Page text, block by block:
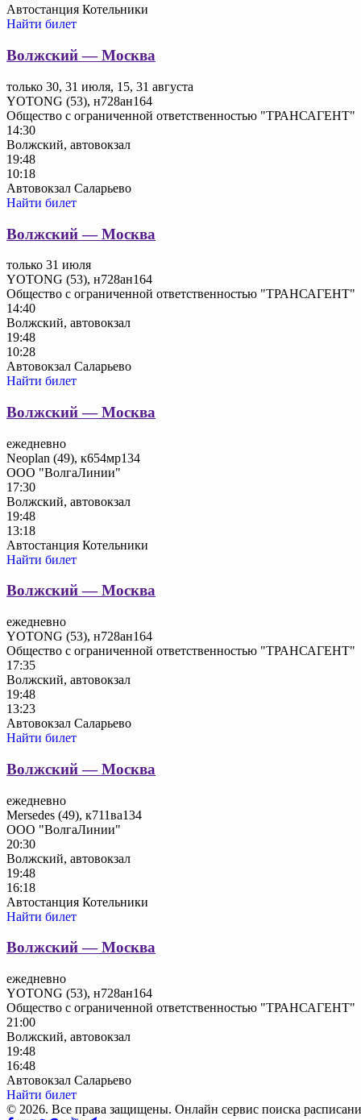
Автостанция Котельники
Найти билет
Волжский — Москва
только 30, 31 июля, 15, 31 августа
YOTONG (53), н728ан164
Общество с ограниченной ответственностью "ТРАНСАГЕНТ"
14:30
Волжский, автовокзал
19:48
10:18
Автовокзал Саларьево
Найти билет
Волжский — Москва
только 31 июля
YOTONG (53), н728ан164
Общество с ограниченной ответственностью "ТРАНСАГЕНТ"
14:40
Волжский, автовокзал
19:48
10:28
Автовокзал Саларьево
Найти билет
Волжский — Москва
ежедневно
Neoplan (49), к654мр134
ООО "ВолгаЛинии"
17:30
Волжский, автовокзал
19:48
13:18
Автостанция Котельники
Найти билет
Волжский — Москва
ежедневно
YOTONG (53), н728ан164
Общество с ограниченной ответственностью "ТРАНСАГЕНТ"
17:35
Волжский, автовокзал
19:48
13:23
Автовокзал Саларьево
Найти билет
Волжский — Москва
ежедневно
Mersedes (49), к711ва134
ООО "ВолгаЛинии"
20:30
Волжский, автовокзал
19:48
16:18
Автостанция Котельники
Найти билет
Волжский — Москва
ежедневно
YOTONG (53), н728ан164
Общество с ограниченной ответственностью "ТРАНСАГЕНТ"
21:00
Волжский, автовокзал
19:48
16:48
Автовокзал Саларьево
Найти билет
© 2026. Все права защищены. Онлайн сервис поиска